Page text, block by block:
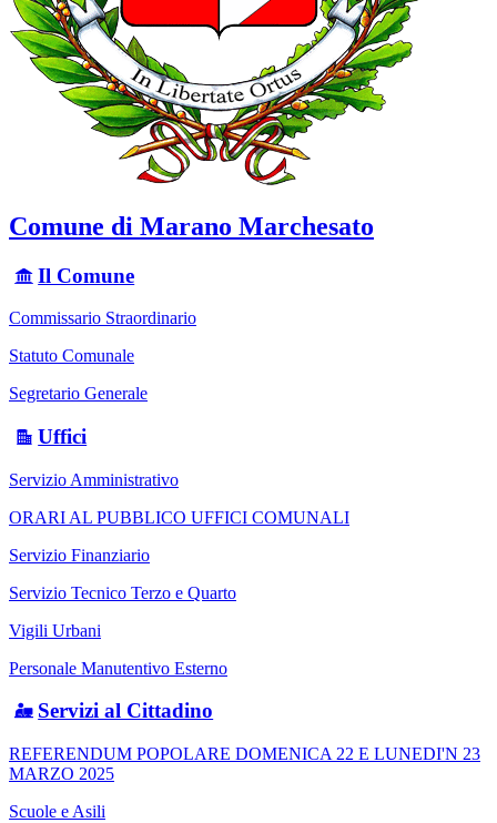
Comune di Marano Marchesato
Il Comune
Commissario Straordinario
Statuto Comunale
Segretario Generale
Uffici
Servizio Amministrativo
ORARI AL PUBBLICO UFFICI COMUNALI
Servizio Finanziario
Servizio Tecnico Terzo e Quarto
Vigili Urbani
Personale Manutentivo Esterno
Servizi al Cittadino
REFERENDUM POPOLARE DOMENICA 22 E LUNEDI'N 23
MARZO 2025
Scuole e Asili